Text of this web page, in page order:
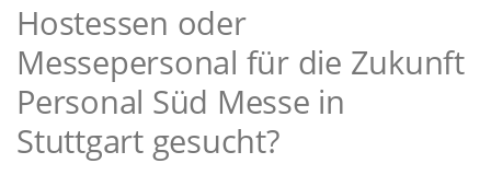
Hostessen oder
Messepersonal für die Zukunft
Personal Süd Messe in
Stuttgart gesucht?